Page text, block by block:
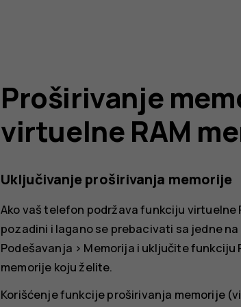
Proširivanje
virtuelne RAM
Uključivanje proširivanja memorije
Ako vaš telefon podržava funkciju virtuelne
pozadini i lagano se prebacivati sa jedne
Podešavanja > Memorija i uključite funkciju
memorije koju želite.
Korišćenje funkcije proširivanja memorije